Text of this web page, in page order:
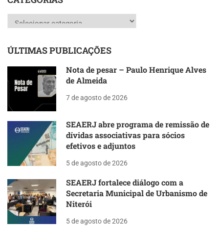
Categorias
ÚLTIMAS PUBLICAÇÕES
Nota de pesar – Paulo Henrique Alves
de Almeida
7 de agosto de 2026
SEAERJ abre programa de remissão de
dívidas associativas para sócios
efetivos e adjuntos
5 de agosto de 2026
SEAERJ fortalece diálogo com a
Secretaria Municipal de Urbanismo de
Niterói
5 de agosto de 2026